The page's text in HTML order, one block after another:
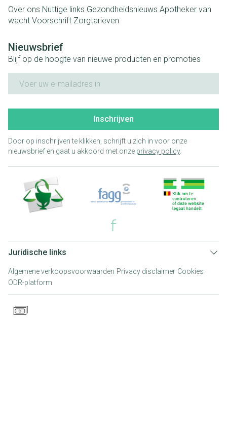
Over ons Nuttige links Gezondheidsnieuws Apotheker van
wacht Voorschrift Zorgtarieven
Nieuwsbrief
Blijf op de hoogte van nieuwe producten en promoties
Inschrijven
Door op inschrijven te klikken, schrijft u zich in voor onze
nieuwsbrief en gaat u akkoord met onze privacy policy.
Juridische links
Algemene verkoopsvoorwaarden Privacy disclaimer Cookies
ODR-platform